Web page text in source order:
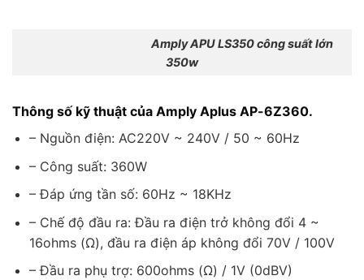
Amply APU LS350 công suất lớn
350w
Thông số kỹ thuật của Amply Aplus AP-6Z360.
– Nguồn điện: AC220V ~ 240V / 50 ~ 60Hz
– Công suất: 360W
– Đáp ứng tần số: 60Hz ~ 18KHz
– Chế độ đầu ra: Đầu ra điện trở không đổi 4 ~
16ohms (Ω), đầu ra điện áp không đổi 70V / 100V
– Đầu ra phụ trợ: 600ohms (Ω) / 1V (0dBV)